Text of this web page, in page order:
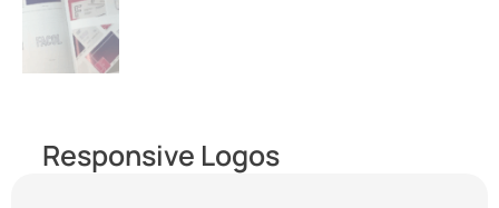
Responsive Logos